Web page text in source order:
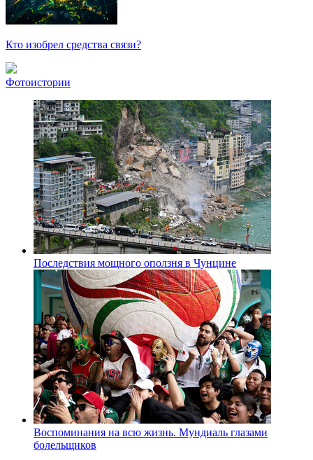
Кто изобрел средства связи?
Фотоистории
Последствия мощного оползня в Чунцине
Воспоминания на всю жизнь. Мундиаль глазами
болельщиков